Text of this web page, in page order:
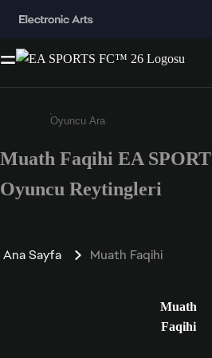
Enter a minimum of 3
Muath Faqihi EA
Oyuncu Reytingleri
Ana Sayfa Muath Faqihi
Muath
Faqihi